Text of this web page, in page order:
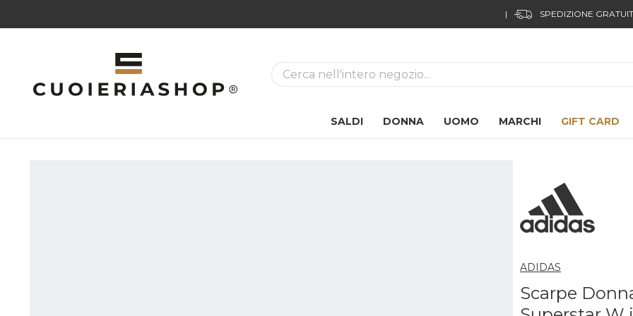
54 14
La ricerca
SALDI DONNA UOMO MARCHI GIFT CARD
ADIDAS
Scarpe